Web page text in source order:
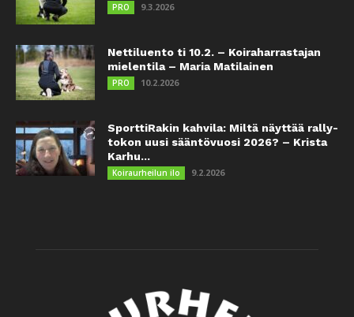
PRO 9.3.2026
Nettiluento ti 10.2. – Koiraharrastajan
mielentila – Maria Matilainen
PRO 10.2.2026
SporttiRakin kahvila: Miltä näyttää rally-
tokon uusi sääntövuosi 2026? – Krista
Karhu...
Koiraurheilun ilo 9.2.2026